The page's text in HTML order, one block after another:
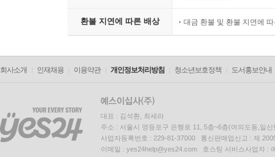
환불 지연에 따른 배상 대금 환불 및 환불 지연에
회사소개 인재채용 이용약관 개인정보처리방침 청소년보호정책 도서홍보안내
대표 : 김석환, 최세라
주소 : 서울시 영등포구 은행로 11, 5층~6층(여의도동,일신
사업자등록번호 : 229-81-37000 통신판매업신고 : 제
이메일 : yes24help@yes24.com 호스팅 서비스사업자 :